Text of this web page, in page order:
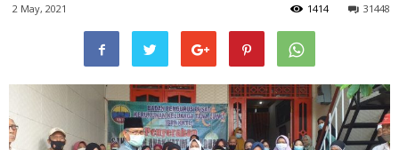
2 May, 2021 31448
1414